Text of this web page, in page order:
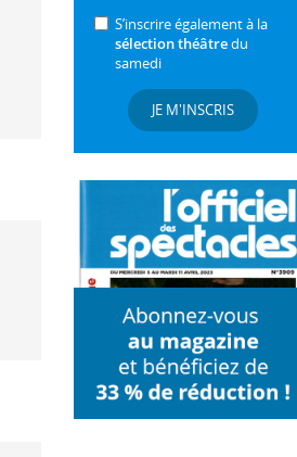
S’inscrire également à la
sélection théâtredu
samedi
JE M'INSCRIS